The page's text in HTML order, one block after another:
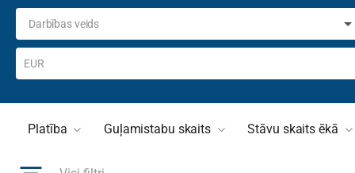
Darbības veids
EUR
Platība Guļamistabu skaits Stāvu skaits ēkā